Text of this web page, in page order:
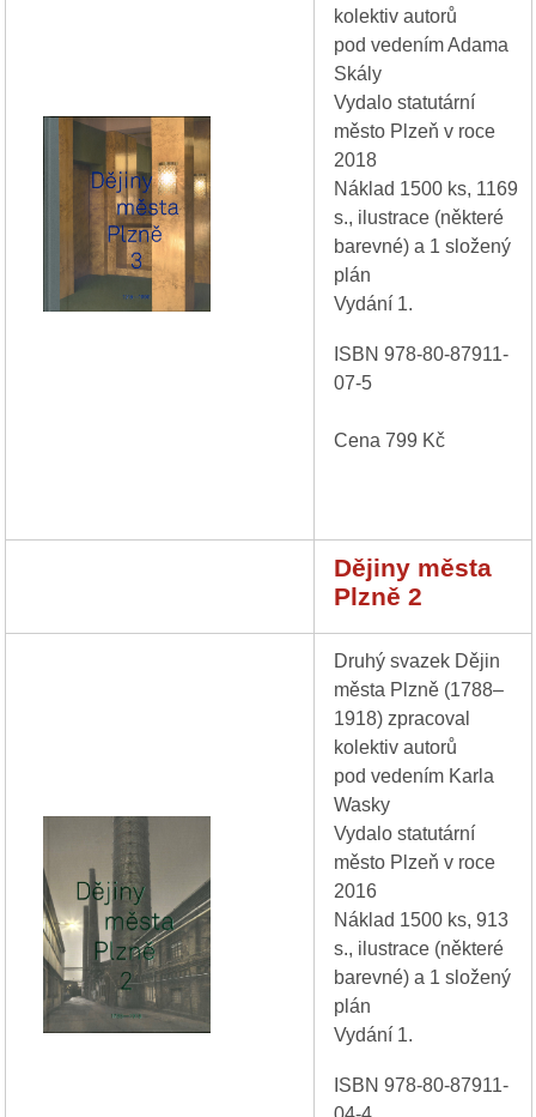
kolektiv autorů
pod vedením Adama
Skály
Vydalo statutární
město Plzeň v roce
2018
Náklad 1500 ks, 1169
s., ilustrace (některé
barevné) a 1 složený
plán
Vydání 1.
ISBN 978-80-87911-
07-5
Cena 799 Kč
Dějiny města
Plzně 2
Druhý svazek Dějin
města Plzně (1788–
1918) zpracoval
kolektiv autorů
pod vedením Karla
Wasky
Vydalo statutární
město Plzeň v roce
2016
Náklad 1500 ks, 913
s., ilustrace (některé
barevné) a 1 složený
plán
Vydání 1.
ISBN 978-80-87911-